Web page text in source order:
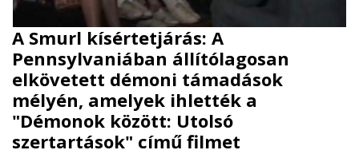
A Smurl kísértetjárás: A
Pennsylvaniában állítólagosan
elkövetett démoni támadások
mélyén, amelyek ihlették a
"Démonok között: Utolsó
szertartások" című filmet